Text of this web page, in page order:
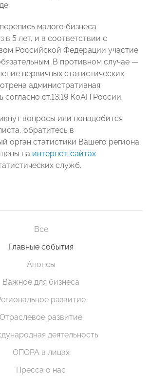
малого бизнеса
в 5 лет, и в соответствии с
Российской Федерации участие
В противном случае —
первичных статистических
административная
согласно ст.13.19 КоАП России.
вопросы или понадобится
обратитесь в
орган статистики Вашего региона.
на интернет-сайтах
служб.
Все
Главные события
Анонсы
Важное для бизнеса
развитие
Отраслевое развитие
деятельность
ОПОРА в лицах
Пресса о нас